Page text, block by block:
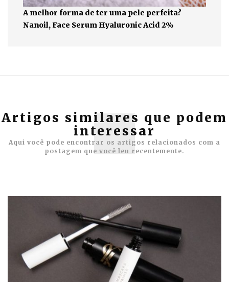
A melhor forma de ter uma pele perfeita?
Nanoil, Face Serum Hyaluronic Acid 2%
Artigos similares que podem
interessar
Aqui você pode encontrar os artigos relacionados com a
postagem que você leu recentemente.